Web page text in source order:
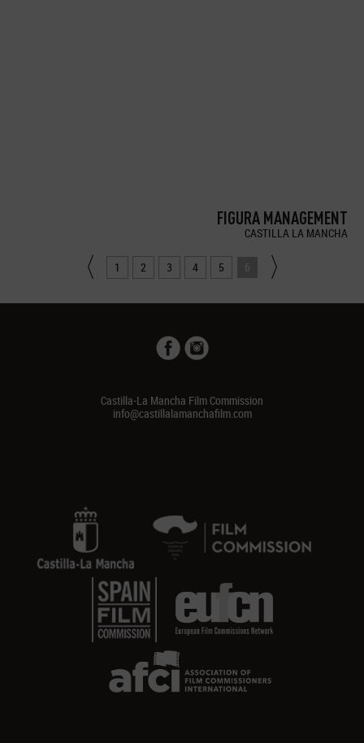
FIGURA MANAGEMENT
CASTILLA LA MANCHA
1 2 3 4 5 6
Castilla-La Mancha Film Commission
info@castillalamanchafilm.com